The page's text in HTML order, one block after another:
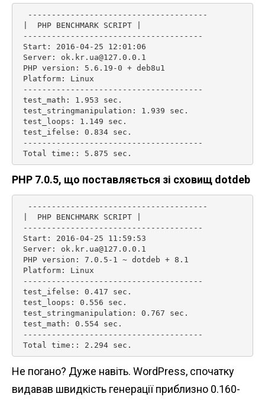
Total time:: 5.875 sec.
PHP 7.0.5, що поставляється зі сховищ dotdeb
Total time:: 2.294 sec.
Не погано? Дуже навіть. WordPress, спочатку
видавав швидкість генерації приблизно 0.160-